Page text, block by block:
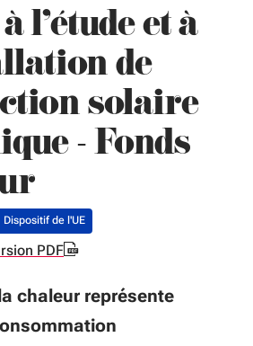
l'étude et à
de
solaire
- Fonds
Dispositif de l'UE
PDF
chaleur représente